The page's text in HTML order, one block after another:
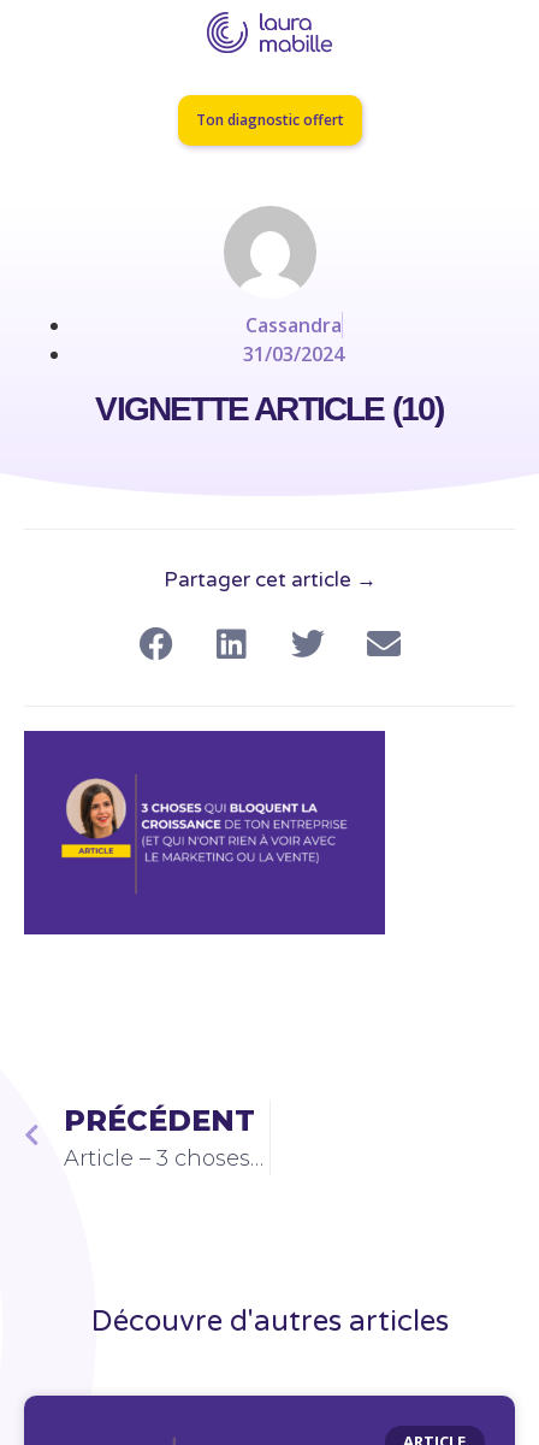
Ton diagnostic offert
Cassandra
31/03/2024
VIGNETTE ARTICLE (10)
Partager cet article →
PRÉCÉDENT
Article – 3 choses qui bloquent la croissance de ton entreprise (et qui n’ont rien à voir avec le marketing ou la vente)
Découvre d'autres articles